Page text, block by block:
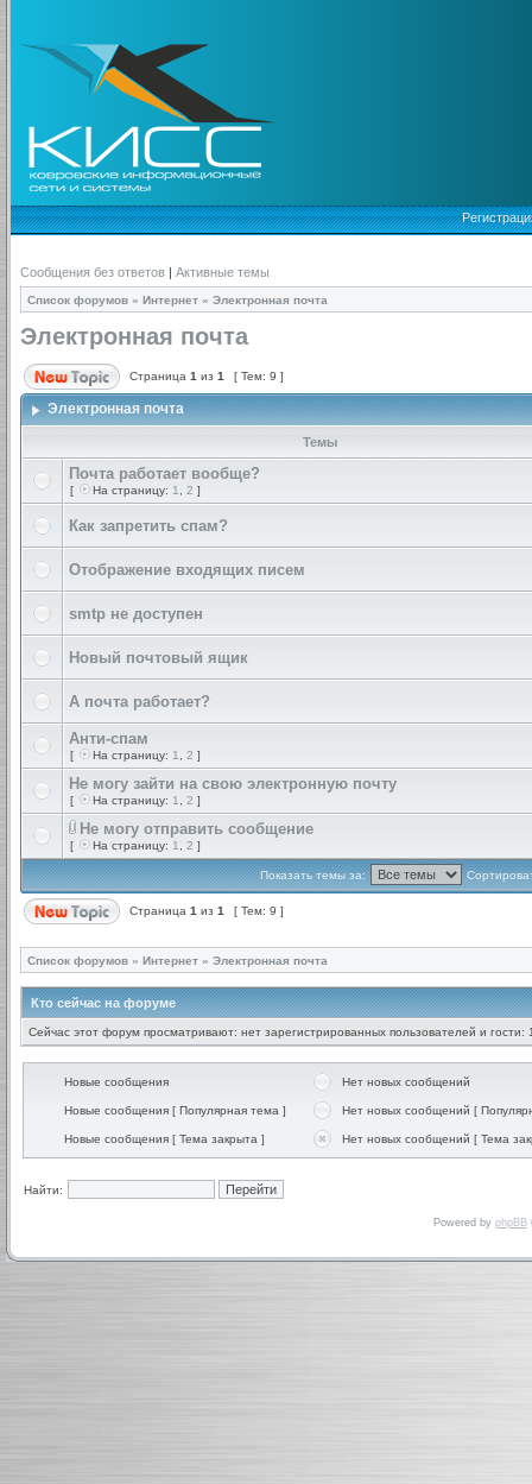
Сообщения без ответов | Активные темы
Список форумов » Интернет » Электронная почта
Электронная почта
Страница 1 из 1 [ Тем: 9 ]
Электронная почта
Темы
Почта работает вообще?
[ На страницу: 1 2 ]
Как запретить спам?
Отображение входящих писем
smtp не доступен
Новый почтовый ящик
А почта работает?
Анти-спам
[ На страницу: 1 2 ]
Не могу зайти на свою электронную почту
[ На страницу: 1 2 ]
Не могу отправить сообщение
[ На страницу: 1 2 ]
Показать темы за:
Страница 1 из 1 [ Тем: 9 ]
Список форумов » Интернет » Электронная почта
Кто сейчас на форуме
Сейчас этот форум просматривают: нет зарегистрированных пользователей и гости:
Новые сообщения Нет новых сообщений
Новые сообщения [ Популярная тема ] Нет новых сообщений [
Новые сообщения [ Тема закрыта ] Нет новых сообщений [ Тема
Найти:
Powered by phpBB